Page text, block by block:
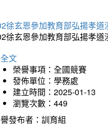
徐玄恩參加教育部弘揚孝道
徐玄恩參加教育部弘揚孝
文
榮譽事項：全國競賽
發佈單位：學務處
建立時間：2025-01-13
瀏覽次數：449
發布者：訓育組